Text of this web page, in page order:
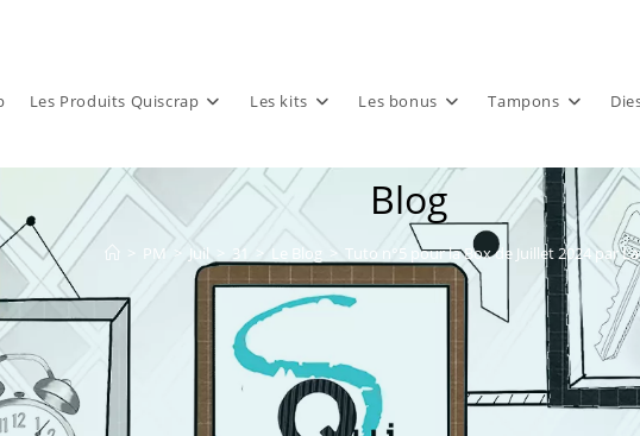
Les Produits Quiscrap Les kits Les bonus Tampons
Blog
> PM > Juil 31 > Le Blog > Tuto n°5 pour la Box de Juillet 2024 par